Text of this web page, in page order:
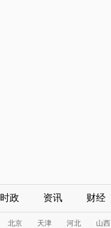
时政 资讯 财经
北京 天津 河北
山西